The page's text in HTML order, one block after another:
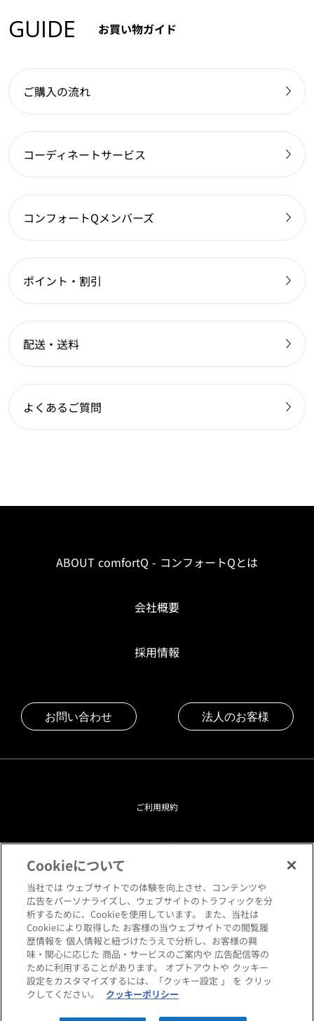
GUIDE お買い物ガイド
ご購入の流れ
コーディネートサービス
コンフォートQメンバーズ
ポイント・割引
配送・送料
よくあるご質問
ABOUT comfortQ - コンフォートQとは
会社概要
採用情報
お問い合わせ 法人のお客様
Copyright © HANKYU HOME STYLING Co.,LTD All rights reserved.
ご利用規約
プライバシーポリシー
クッキーポリシー
閲覧環境について
サイトマップ
Cookieについて
当社では ウェブサイトでの体験を向上させ、コンテンツや
広告をパーソナライズし、ウェブサイトのトラフィックを分
析するために、Cookieを使用しています。 また、当社は
Cookieにより取得した お客様の当ウェブサイトでの閲覧履
歴情報を 個人情報と紐づけたうえで分析し、お客様の興
味・関心に応じた 商品・サービスのご案内や 広告配信等の
ために利用することがあります。 オプトアウトや クッキー
設定をカスタマイズするには、「クッキー設定 」 を クリッ
クしてください。
クッキーポリシー